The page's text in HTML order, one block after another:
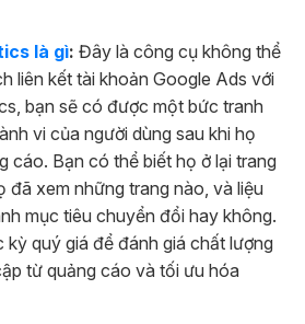
là gì: Đây là công cụ không thể
liên kết tài khoản Google Ads với
bạn sẽ có được một bức tranh
vi của người dùng sau khi họ
cáo. Bạn có thể biết họ ở lại trang
đã xem những trang nào, và liệu
mục tiêu chuyển đổi hay không.
kỳ quý giá để đánh giá chất lượng
từ quảng cáo và tối ưu hóa